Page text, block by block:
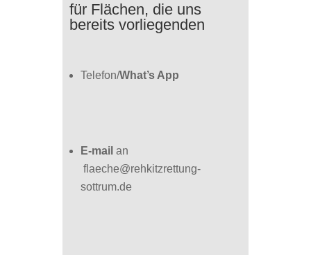
für Flächen, die uns
bereits vorliegenden
Telefon/What’s App
E-mail an
flaeche@rehkitzrettung-
sottrum.de